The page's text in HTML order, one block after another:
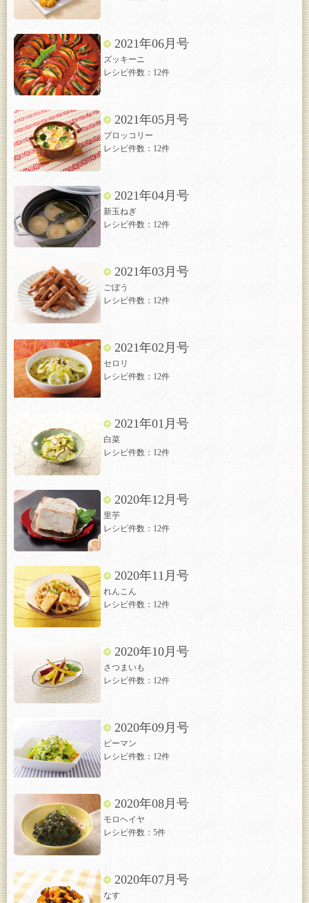
2021年06月号
ズッキーニ
レシピ件数：12件
2021年05月号
ブロッコリー
レシピ件数：12件
2021年04月号
新玉ねぎ
レシピ件数：12件
2021年03月号
ごぼう
レシピ件数：12件
2021年02月号
セロリ
レシピ件数：12件
2021年01月号
白菜
レシピ件数：12件
2020年12月号
里芋
レシピ件数：12件
2020年11月号
れんこん
レシピ件数：12件
2020年10月号
さつまいも
レシピ件数：12件
2020年09月号
ピーマン
レシピ件数：12件
2020年08月号
モロヘイヤ
レシピ件数：5件
2020年07月号
なす